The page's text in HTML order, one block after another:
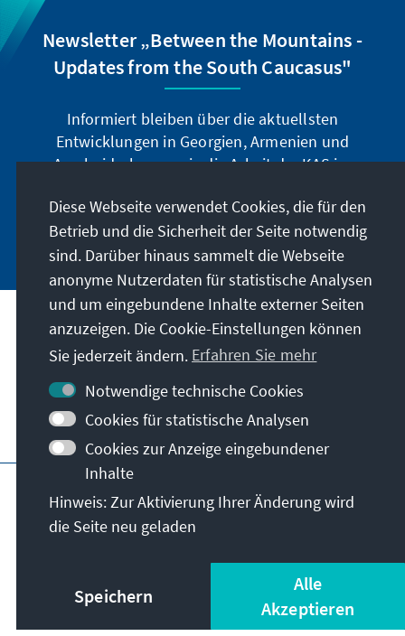
Newsletter „Between the Mountains -
Updates from the South Caucasus"
Informiert bleiben über die aktuellsten
Entwicklungen in Georgien, Armenien und
Aserbaidschan sowie die Arbeit der KAS im
Jetzt abonnieren
Anschrift
Kontakt
Besuchen Sie auch
Hauptseite der KAS
Nutzungsbedingungen
Erklärung zur Barrierefreiheit
© Konrad-Adenauer-Stiftung e.V. 2026
Diese Webseite verwendet Cookies, die für den
Betrieb und die Sicherheit der Seite notwendig
sind. Darüber hinaus sammelt die Webseite
anonyme Nutzerdaten für statistische Analysen
und um eingebundene Inhalte externer Seiten
anzuzeigen. Die Cookie-Einstellungen können
Sie jederzeit ändern. Erfahren Sie mehr
Notwendige technische Cookies
Cookies für statistische Analysen
Cookies zur Anzeige eingebundener
Inhalte
Hinweis: Zur Aktivierung Ihrer Änderung wird
die Seite neu geladen
Speichern
Alle
Akzeptieren